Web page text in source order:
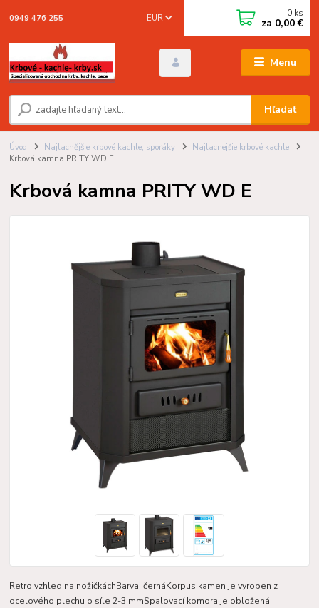
Menu
EUR
Hľadať
0949 476 255 0 ks
za 0,00 €
Úvod Najlacnějšie krbové kachle, sporáky
Najlacnejšie krbové kachle
Krbová kamna PRITY WD E
Krbová kamna PRITY WD E
Retro vzhled na nožičkáchBarva: černáKorpus kamen je vyroben z
ocelového plechu o síle 2-3 mmSpalovací komora je obložená